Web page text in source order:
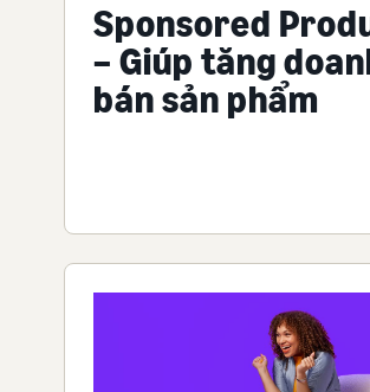
Sponsored
– Giúp tăng
bán sản phẩm